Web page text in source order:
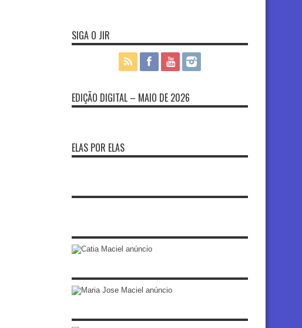
SIGA O JIR
EDIÇÃO DIGITAL – MAIO DE 2026
ELAS POR ELAS